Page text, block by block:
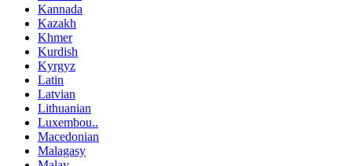
Kannada
Kazakh
Khmer
Kurdish
Kyrgyz
Latin
Latvian
Lithuanian
Luxembou..
Macedonian
Malagasy